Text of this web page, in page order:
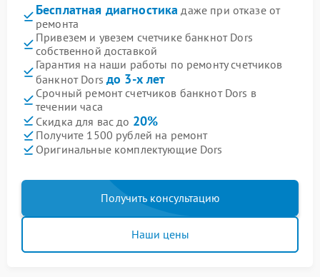
Бесплатная диагностика даже при отказе от
ремонта
Привезем и увезем счетчике банкнот Dors
собственной доставкой
Гарантия на наши работы по ремонту счетчиков
банкнот Dors до 3-х лет
Срочный ремонт счетчиков банкнот Dors в
течении часа
Скидка для вас до 20%
Получите 1500 рублей на ремонт
Оригинальные комплектующие Dors
Получить консультацию
Наши цены